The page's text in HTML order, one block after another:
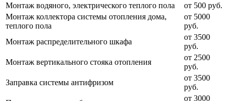
Монтаж водяного, электрического теплого пола
от 500 руб.
Монтаж коллектора системы отопления дома,
теплого пола
от 5000
руб.
Монтаж распределительного шкафа
от 3500
руб.
Монтаж вертикального стояка отопления
от 2500
руб.
Заправка системы антифризом
от 3500
руб.
от 3000